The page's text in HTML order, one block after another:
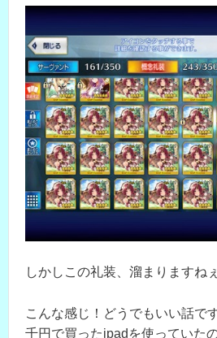
しかしこの礼装、溜まりますねぇ
こんな感じ！どうでもいい話で
千円で買ったipadを使っていた